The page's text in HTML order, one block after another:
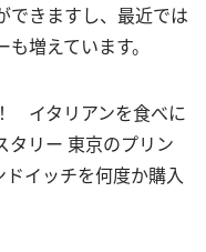
できますし、最近では
増えています。
イタリアンを食べに
タリー 東京のプリン
イッチを何度か購入